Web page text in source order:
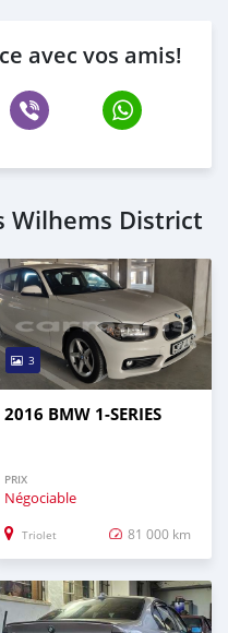
avec vos amis!
Wilhems District
3
2016 BMW 1-SERIES
PRIX
Négociable
Triolet 81 000 km